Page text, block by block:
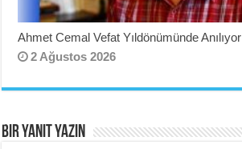
Ahmet Cemal Vefat Yıldönümünde Anılıyor
2 Ağustos 2026
Bir yanıt yazın